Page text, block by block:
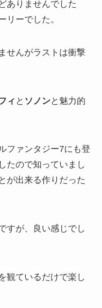
ありませんでした
リーでした。
せんがラストは衝撃
ィ と ソノンと魅力的
ファンタジー7にも登
たので知っていまし
が出来る作りだった
すが、良い感じでし
観ているだけで楽し